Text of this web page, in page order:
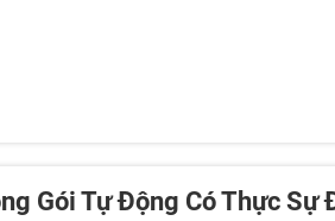
Gói Tự Động Có Thực Sự